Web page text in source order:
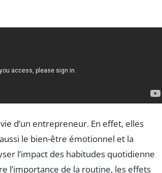
d’un entrepreneur. En effet, elles
le bien-être émotionnel et la
l’impact des habitudes quotidienne
l’importance de la routine, les effets